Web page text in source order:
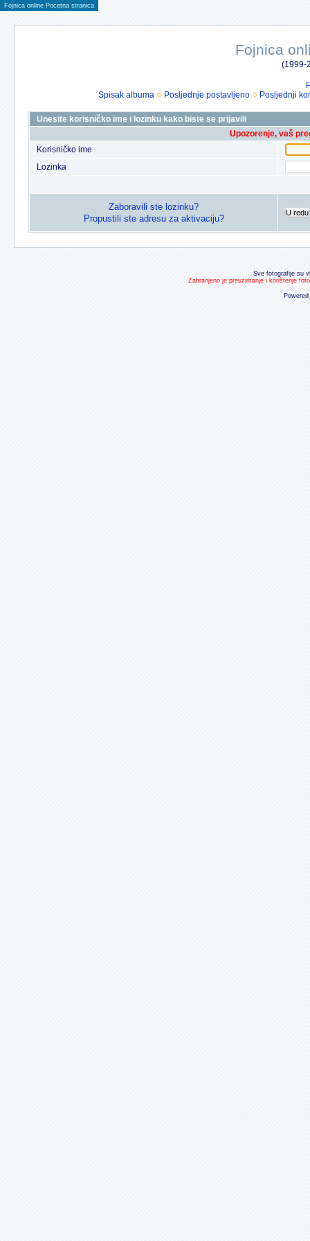
Fojnica online Pocetna stranica
Fojnica
(1999-
Spisak albuma
Posljednje postavljeno Posljednji
Unesite korisničko ime i lozinku kako biste se prijavili
Upozorenje, vaš
Korisničko ime
Lozinka
Zaboravili ste lozinku?
Propustili ste adresu za aktivaciju?
U redu
Sve fotografije su
Zabranjeno je preuzimanje i korištenje